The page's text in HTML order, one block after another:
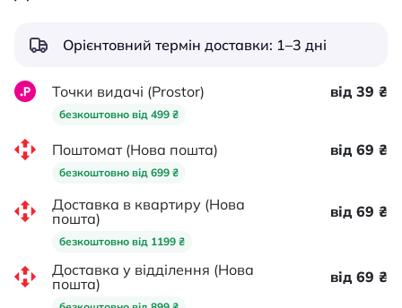
Орієнтовний термін доставки: 1–3 дні
Точки видачі (Prostor)
безкоштовно від 499 ₴
від 39 ₴
Поштомат (Нова пошта)
безкоштовно від 699 ₴
від 69 ₴
Доставка в квартиру (Нова
пошта)
безкоштовно від 1199 ₴
від 69 ₴
Доставка у відділення (Нова
пошта)
від 69 ₴